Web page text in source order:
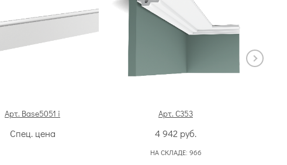
Арт. Base5051 i
Спец. цена
Арт. C353
4 942 руб.
НА СКЛАДЕ: 966